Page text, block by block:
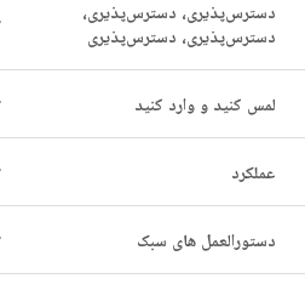
دسترس‌پذیری، دسترس‌پذیری،
دسترس‌پذیری، دسترس‌پذیری
لمس کنید و وارد کنید
عملکرد
دستورالعمل های سبک